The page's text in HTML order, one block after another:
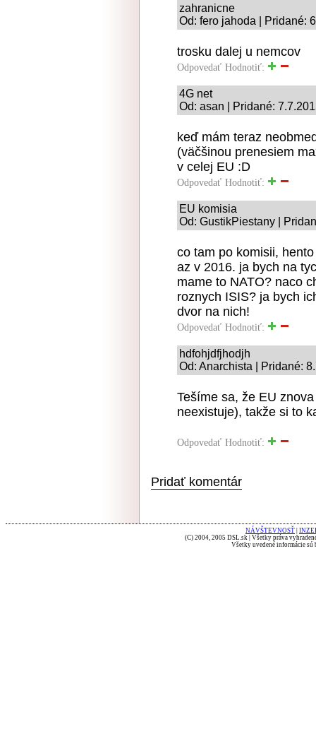
zahranicne
Od: fero jahoda | Pridané:
trosku dalej u nemcov
Odpovedať Hodnotiť:
4G net
Od: asan | Pridané:
keď mám teraz
(väčšinou prenesiem
v celej EU :D
Odpovedať Hodnotiť:
EU komisia
Od: GustikPiestany |
co tam po komisii,
az v 2016. ja bych na
mame to NATO? naco
roznych ISIS? ja bych
dvor na nich!
Odpovedať Hodnotiť:
hdfohjdfjhodjh
Od: Anarchista | Pridané:
Tešíme sa, že EU
neexistuje), takže si to
Odpovedať Hodnotiť:
Pridať komentár
NÁVŠTEVNOSŤ
(C) 2004, 2005 DSL.sk | Všetky práva
Všetky uvedené informácie sú